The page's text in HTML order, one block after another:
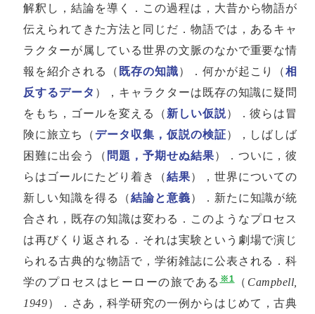
解釈し，結論を導く．この過程は，大昔から物語が
伝えられてきた方法と同じだ．物語では，あるキャ
ラクターが属している世界の文脈のなかで重要な情
報を紹介される（ 既存の知識）．何かが起こり（相
反するデータ ），キャラクターは既存の知識に疑問
をもち，ゴールを変える（ 新しい仮説）．彼らは冒
険に旅立ち（ データ収集，仮説の検証），しばしば
困難に出会う（ 問題，予期せぬ結果）．ついに，彼
らはゴールにたどり着き（結果），世界についての
新しい知識を得る（結論と意義）．新たに知識が統
合され，既存の知識は変わる．このようなプロセス
は再びくり返される．それは実験という劇場で演じ
られる古典的な物語で，学術雑誌に公表される．科
学のプロセスはヒーローの旅である※1（ Campbell,
1949）．さあ，科学研究の一例からはじめて，古典